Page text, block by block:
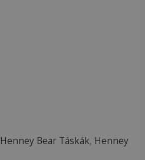
Henney Bear Táskák, Henney